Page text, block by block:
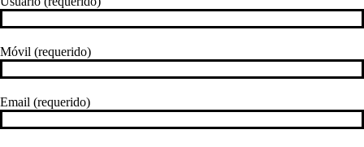
Móvil (requerido)
Email (requerido)